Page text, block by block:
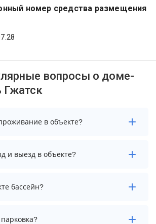
номер средства размещения
вопросы о доме-
Гжатск
в объекте?
в объекте начинается от 3500
актуальные цены на
и выезд в объекте?
после 13:00, а выезд необходимо
бассейн?